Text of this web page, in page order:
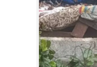
LIFESTYLE
SPIRITUAL